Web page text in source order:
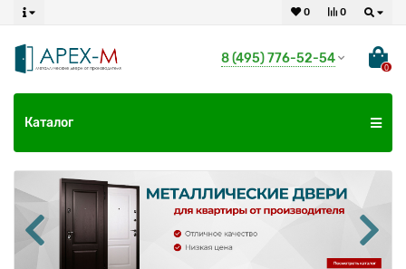
0
0
8 (495) 776-52-54
0
Каталог